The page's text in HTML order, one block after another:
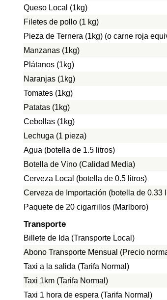
Queso Local (1kg)
Filetes de pollo (1 kg)
Pieza de Ternera (1kg) (o carne roja
Manzanas (1kg)
Plátanos (1kg)
Naranjas (1kg)
Tomates (1kg)
Patatas (1kg)
Cebollas (1kg)
Lechuga (1 pieza)
Agua (botella de 1.5 litros)
Botella de Vino (Calidad Media)
Cerveza Local (botella de 0.5 litros)
Cerveza de Importación (botella de 0.33
Paquete de 20 cigarrillos (Marlboro)
Transporte
Billete de Ida (Transporte Local)
Abono Transporte Mensual (Precio
Taxi a la salida (Tarifa Normal)
Taxi 1km (Tarifa Normal)
Taxi 1 hora de espera (Tarifa Normal)